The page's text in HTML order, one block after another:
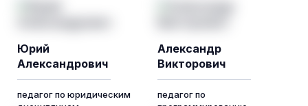
Юрий
Александрович
педагог по юридическим
Александр
Викторович
педагог по